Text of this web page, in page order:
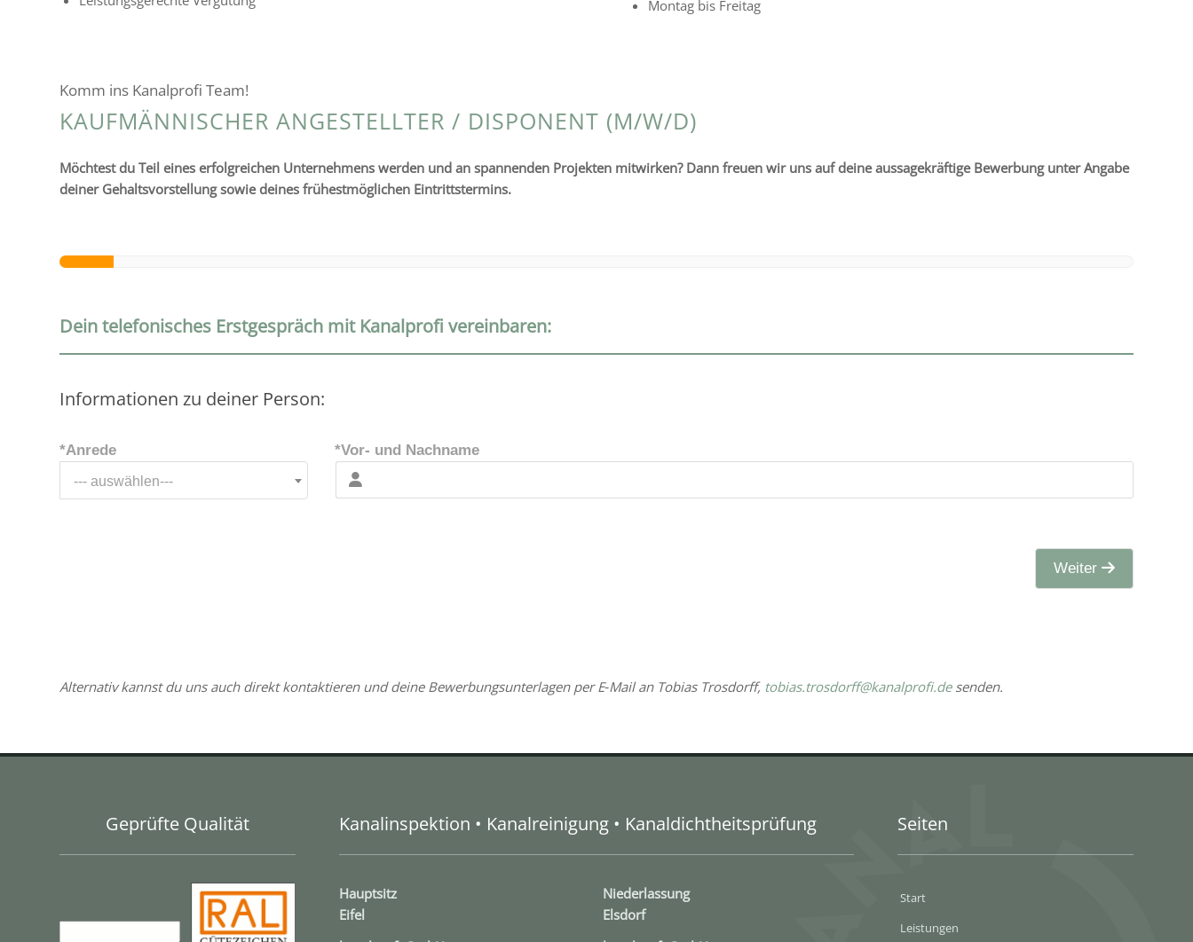
Montag bis Freitag
Komm ins Kanalprofi Team!
KAUFMÄNNISCHER ANGESTELLTER / DISPONENT (M/W/D)
Möchtest du Teil eines erfolg­rei­chen Unternehmens werden und an span­nen­den Projekten mitwir­ken? Dann freuen wir uns auf deine aussa­ge­kräf­tige Bewerbung unter Angabe
deiner Gehaltsvorstellung sowie deines frühest­mög­li­chen Eintrittstermins.
Dein telefonisches Erstgespräch mit Kanalprofi vereinbaren:
Informationen zu deiner Person:
*Anrede
--- auswählen---
*Vor- und Nachname
Weiter
Alternativ kannst du uns auch direkt kontak­tie­ren und deine Bewerbungsunterlagen per E‑Mail an Tobias Trosdorff, tobias.trosdorff@kanalprofi.desenden.
Geprüfte Qualität Kanalinspektion • Kanalreinigung • Kanaldichtheitsprüfung
Hauptsitz
Eifel
Niederlassung
Elsdorf
Seiten
Start
Leistungen